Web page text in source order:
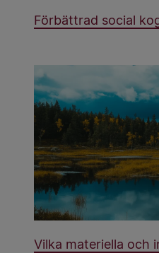
Förbättrad social
Vilka materiella och